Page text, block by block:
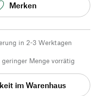
Merken
in 2-3 Werktagen
Menge vorrätig
im Warenhaus